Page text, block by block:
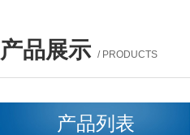
产品展示 / PRODUCTS
产品列表